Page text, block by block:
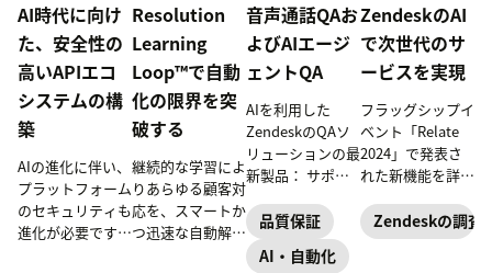
AI時代に向け
た、安全性の
高いAPIエコ
システムの構
築
AIの進化に伴い、
プラットフォーム
のセキュリティも
進化が必要です。
Resolution
Learning
Loop™で自動
化の限界を突
破する
継続的な学習によ
りあらゆる顧客対
応を、スマートか
つ迅速な自動解決
音声通話QAお
よびAIエージ
ェントQA
AIを利用した
ZendeskのQAソ
リューションの最
新製品： サポー
において比類のな
い一貫性を維持す
るための、音声通
品質保証
AI・自動化
ZendeskのAI
で次世代のサ
ービスを実現
フラッグシップイ
ベント「Relate
2024」で発表さ
れた新機能を詳し
ゲージメントと従
業員エンゲージメ
Zendeskの調査